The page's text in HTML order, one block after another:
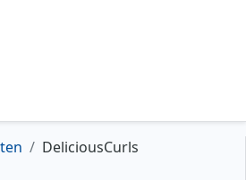
DeliciousCurls